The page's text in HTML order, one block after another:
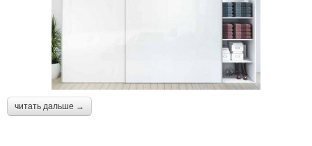
читать дальше →